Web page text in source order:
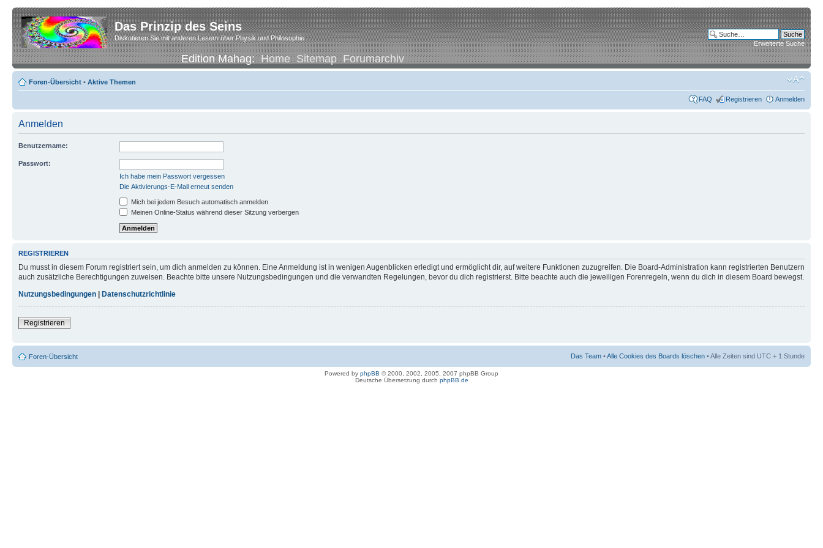
Das Prinzip des Seins
Diskutieren Sie mit anderen Lesern über Physik und Philosophie
Edition Mahag:Home Sitemap Forumarchiv
Erweiterte Suche
Foren-Übersicht • Aktive Themen
FAQ Registrieren Anmelden
Anmelden
Benutzername:
Passwort:
Ich habe mein Passwort vergessen
Die Aktivierungs-E-Mail erneut senden
Mich bei jedem Besuch automatisch anmelden
Meinen Online-Status während dieser Sitzung verbergen
REGISTRIEREN
Du musst in diesem Forum registriert sein, um dich anmelden zu können. Eine Anmeldung ist in wenigen Augenblicken erledigt und ermöglicht dir, auf weitere Funktionen zuzugreifen. Die Board-Administration kann registrierten Benutzern
auch zusätzliche Berechtigungen zuweisen. Beachte bitte unsere Nutzungsbedingungen und die verwandten Regelungen, bevor du dich registrierst. Bitte beachte auch die jeweiligen Forenregeln, wenn du dich in diesem Board bewegst.
Nutzungsbedingungen
Datenschutzrichtlinie
Registrieren
Foren-Übersicht Das Team •Alle Cookies des Boards löschen • Alle Zeiten sind UTC + 1 Stunde
Powered by phpBB © 2000, 2002, 2005, 2007 phpBB Group
Deutsche Übersetzung durch phpBB.de